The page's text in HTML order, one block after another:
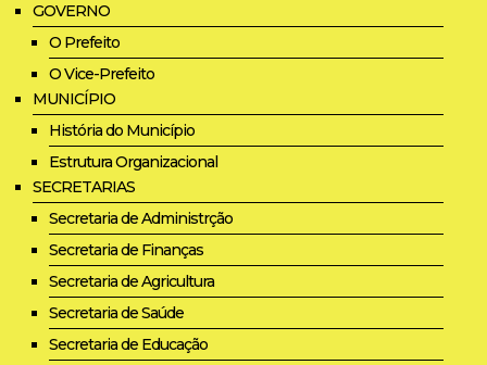
GOVERNO
O Prefeito
O Vice-Prefeito
MUNICÍPIO
História do Município
Estrutura Organizacional
SECRETARIAS
Secretaria de Administrção
Secretaria de Finanças
Secretaria de Agricultura
Secretaria de Saúde
Secretaria de Educação